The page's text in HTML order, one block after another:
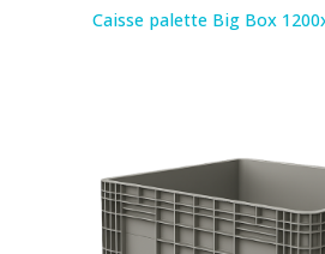
Caisse palette Big Box